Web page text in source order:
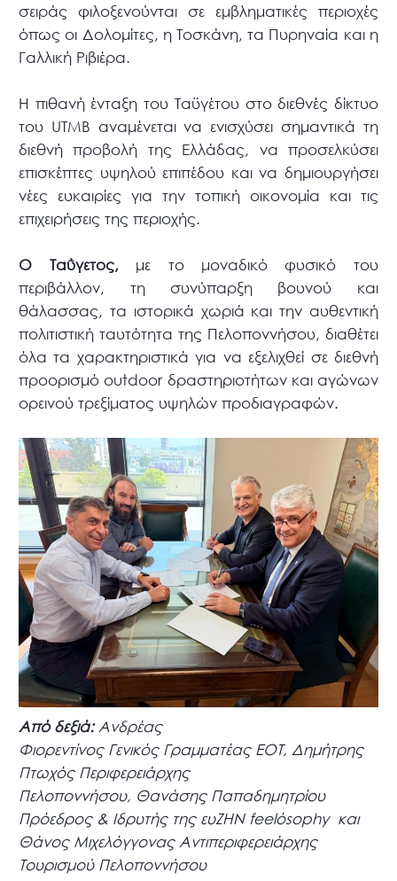
σειράς φιλοξενούνται σε εμβληματικές περιοχές
όπως οι Δολομίτες, η Τοσκάνη, τα Πυρηναία και η
Γαλλική Ριβιέρα.
Η πιθανή ένταξη του Ταϋγέτου στο διεθνές δίκτυο
του UTMB αναμένεται να ενισχύσει σημαντικά τη
διεθνή προβολή της Ελλάδας, να προσελκύσει
επισκέπτες υψηλού επιπέδου και να δημιουργήσει
νέες ευκαιρίες για την τοπική οικονομία και τις
επιχειρήσεις της περιοχής.
Ο Ταΰγετος,με το μοναδικό φυσικό του
περιβάλλον, τη συνύπαρξη βουνού και
θάλασσας, τα ιστορικά χωριά και την αυθεντική
πολιτιστική ταυτότητα της Πελοποννήσου, διαθέτει
όλα τα χαρακτηριστικά για να εξελιχθεί σε διεθνή
προορισμό outdoor δραστηριοτήτων και αγώνων
ορεινού τρεξίματος υψηλών προδιαγραφών.
Από δεξιά:Ανδρέας
Φιορεντίνος Γενικός Γραμματέας ΕΟΤ, Δημήτρης
Πτωχός Περιφερειάρχης
Πελοποννήσου, Θανάσης Παπαδημητρίου
Πρόεδρος & Ιδρυτής της ευZHN feelόsophy και
Θάνος Μιχελόγγονας Αντιπεριφερειάρχης
Τουρισμού Πελοποννήσου